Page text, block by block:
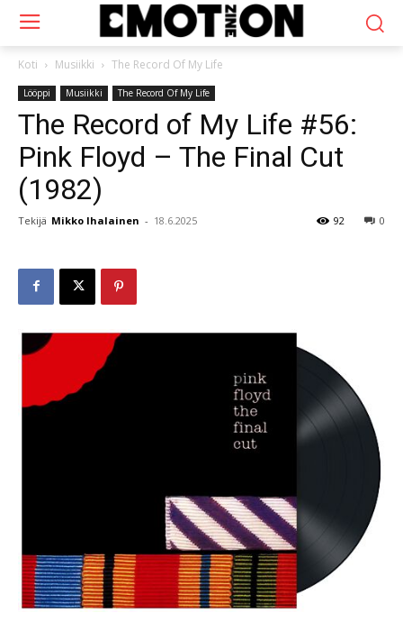
Koti Musiikki The Record Of My Life
Lööppi Musiikki The Record Of My Life
The Record of My Life #56:
Pink Floyd – The Final Cut
(1982)
Tekijä Mikko Ihalainen - 18.6.2025 0
92